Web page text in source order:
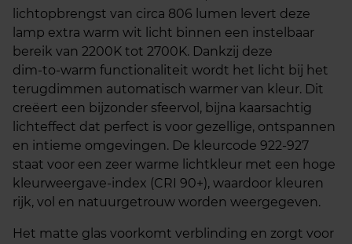
lichtopbrengst van circa 806 lumen levert deze
lamp extra warm wit licht binnen een instelbaar
bereik van 2200K tot 2700K. Dankzij deze
dim‑to‑warm functionaliteit wordt het licht bij het
terugdimmen automatisch warmer van kleur. Dit
creëert een bijzonder sfeervol, bijna kaarsachtig
lichteffect dat perfect is voor gezellige, ontspannen
en intieme omgevingen. De kleurcode 922‑927
staat voor een zeer warme lichtkleur met een hoge
kleurweergave‑index (CRI 90+), waardoor kleuren
rijk, vol en natuurgetrouw worden weergegeven.
Het matte glas voorkomt verblinding en zorgt voor